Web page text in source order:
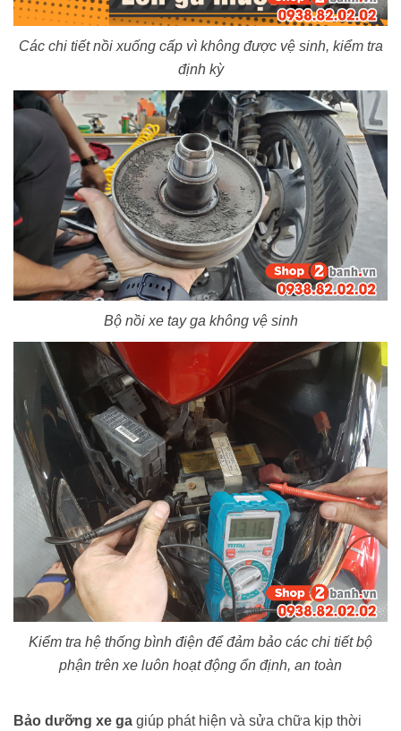
Các chi tiết nồi xuống cấp vì không được vệ sinh, kiểm tra
định kỳ
Bộ nồi xe tay ga không vệ sinh
Kiểm tra hệ thống bình điện để đảm bảo các chi tiết bộ
phận trên xe luôn hoạt động ổn định, an toàn
Bảo dưỡng xe ga giúp phát hiện và sửa chữa kịp thời